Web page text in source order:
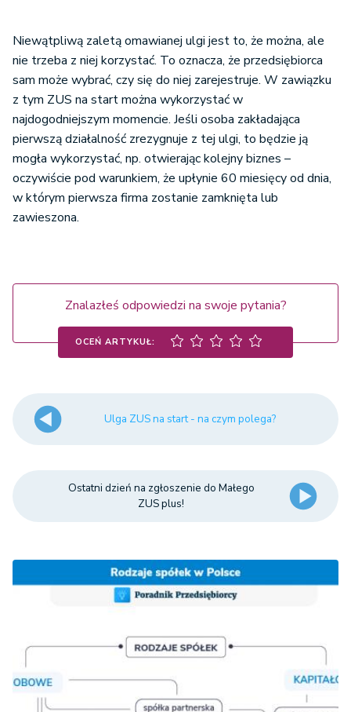
Niewątpliwą zaletą omawianej ulgi jest to, że można, ale
nie trzeba z niej korzystać. To oznacza, że przedsiębiorca
sam może wybrać, czy się do niej zarejestruje. W zawiązku
z tym ZUS na start można wykorzystać w
najdogodniejszym momencie. Jeśli osoba zakładająca
pierwszą działalność zrezygnuje z tej ulgi, to będzie ją
mogła wykorzystać, np. otwierając kolejny biznes –
oczywiście pod warunkiem, że upłynie 60 miesięcy od dnia,
w którym pierwsza firma zostanie zamknięta lub
zawieszona.
Znalazłeś odpowiedzi na swoje pytania?
OCEŃ ARTYKUŁ:
Ulga ZUS na start - na czym polega?
Ostatni dzień na zgłoszenie do Małego
ZUS plus!